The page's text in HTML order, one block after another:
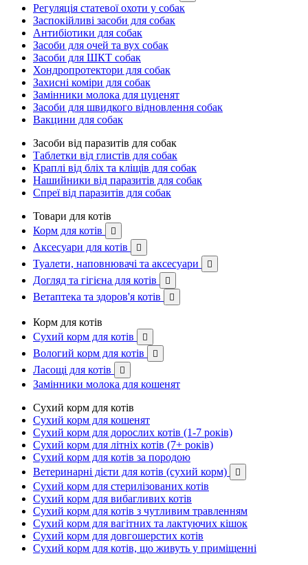
Регуляція статевої охоти у собак
Заспокійливі засоби для собак
Антибіотики для собак
Засоби для очей та вух собак
Засоби для ШКТ собак
Хондропротектори для собак
Захисні коміри для собак
Замінники молока для цуценят
Засоби для швидкого відновлення собак
Вакцини для собак
Засоби від паразитів для собак
Таблетки від глистів для собак
Краплі від бліх та кліщів для собак
Нашийники від паразитів для собак
Спреї від паразитів для собак
Товари для котів
Корм для котів

Аксесуари для котів 
Туалети, наповнювачі та аксесуари 
Догляд та гігієна для котів 
Ветаптека та здоров'я котів 
Корм для котів
Сухий корм для котів

Вологий корм для котів 
Ласощі для котів 
Замінники молока для кошенят
Сухий корм для котів
Сухий корм для кошенят
Сухий корм для дорослих котів (1-7 років)
Сухий корм для літніх котів (7+ років)
Сухий корм для котів за породою
Ветеринарні дієти для котів (сухий корм)

Сухий корм для стерилізованих котів
Сухий корм для вибагливих котів
Сухий корм для котів з чутливим травленням
Сухий корм для вагітних та лактуючих кішок
Сухий корм для довгошерстих котів
Сухий корм для котів, що живуть у приміщенні